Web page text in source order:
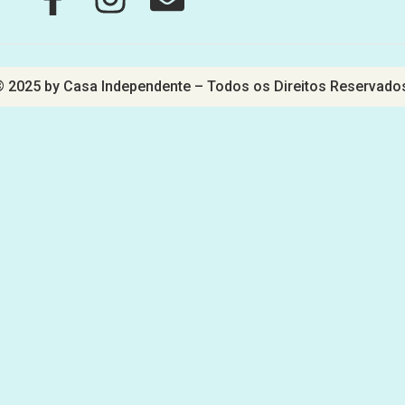
2025 by Casa Independente – Todos os Direitos